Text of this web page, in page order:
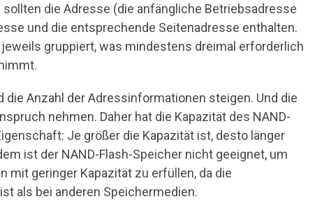
die Adresse (die anfängliche Betriebsadresse
und die entsprechende Seitenadresse enthalten.
gruppiert, was mindestens dreimal erforderlich
Anzahl der Adressinformationen steigen. Und die
nehmen. Daher hat die Kapazität des NAND-
Je größer die Kapazität ist, desto länger
ist der NAND-Flash-Speicher nicht geeignet, um
mit geringer Kapazität zu erfüllen, da die
als bei anderen Speichermedien.